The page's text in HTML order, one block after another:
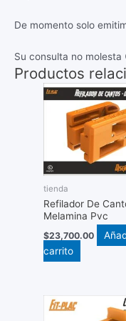
De momento solo
Su consulta no molesta
Productos
tienda
Refilador De
Melamina Pvc
$23,700.00
carrito